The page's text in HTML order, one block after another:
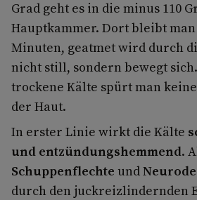
Grad geht es in die minus 110
Hauptkammer. Dort bleibt
Minuten, geatmet wird durch
nicht still, sondern bewegt
trockene Kälte spürt man
der Haut.
In erster Linie wirkt die Kälte
und entzündungshemmend.
Schuppenflechte und
durch den juckreizlindernden